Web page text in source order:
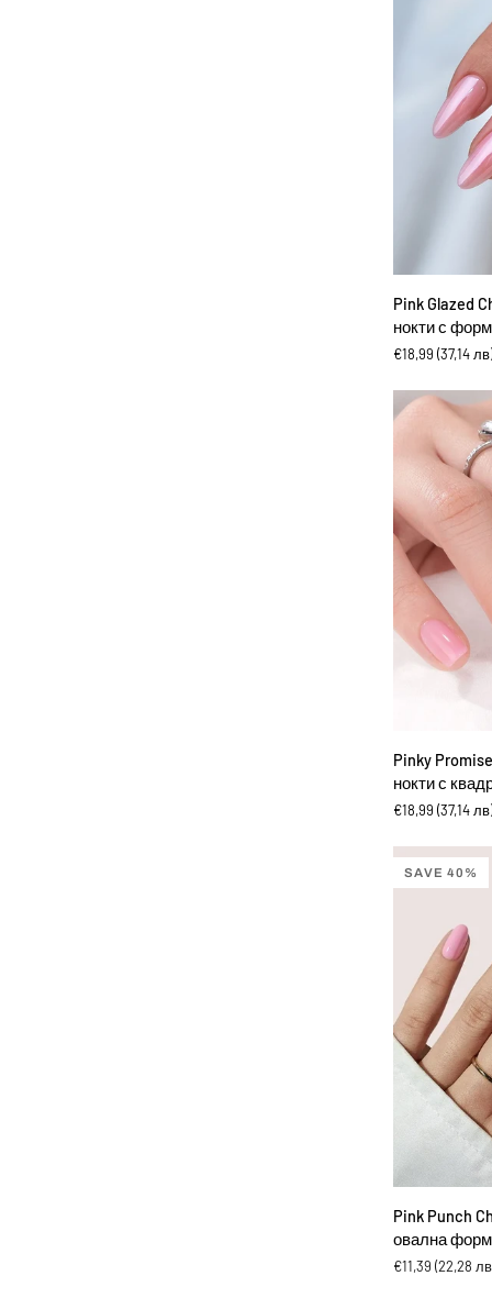
Pink
Glazed
Chixxie
-
Изкуствени
нокти
форма
бадем
Pink Glazed
нокти с
€18,99 (37,14 лв)
Pinky
Promise
Chixxie
-
Изкуствени
нокти
с
форма
Pinky
нокти с
€18,99 (37,14 лв)
SAVE 40%
Pink
-
Pink Punch
овална
€11,39 (22,28